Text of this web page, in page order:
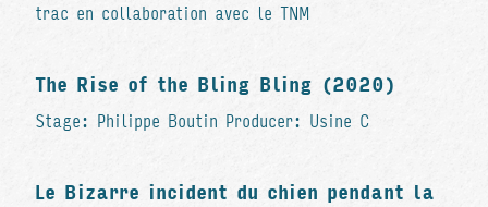
trac en collaboration avec le TNM
The Rise of the Bling Bling (2020)
Stage: Philippe Boutin Producer: Usine C
Le Bizarre incident du chien pendant la